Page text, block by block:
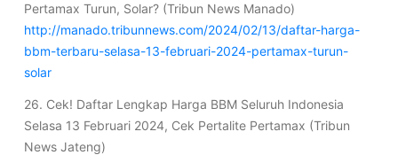
Pertamax Turun, Solar? (Tribun News Manado)
http://manado.tribunnews.com/2024/02/13/daftar-harga-
bbm-terbaru-selasa-13-februari-2024-pertamax-turun-
solar
26. Cek! Daftar Lengkap Harga BBM Seluruh Indonesia
Selasa 13 Februari 2024, Cek Pertalite Pertamax (Tribun
News Jateng)